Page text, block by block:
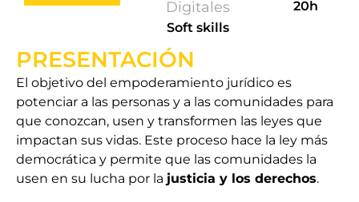
Digitales
Soft skills
20h
PRESENTACIÓN
El objetivo del empoderamiento jurídico es
potenciar a las personas y a las comunidades para
que conozcan, usen y transformen las leyes que
impactan sus vidas. Este proceso hace la ley más
democrática y permite que las comunidades la
usen en su lucha por la justicia y los derechos.